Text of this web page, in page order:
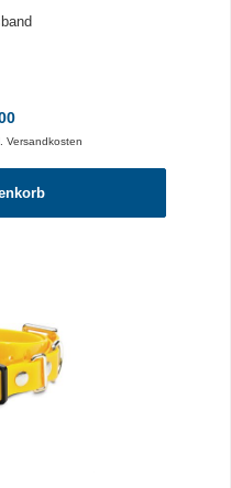
Preis:
Versandkosten